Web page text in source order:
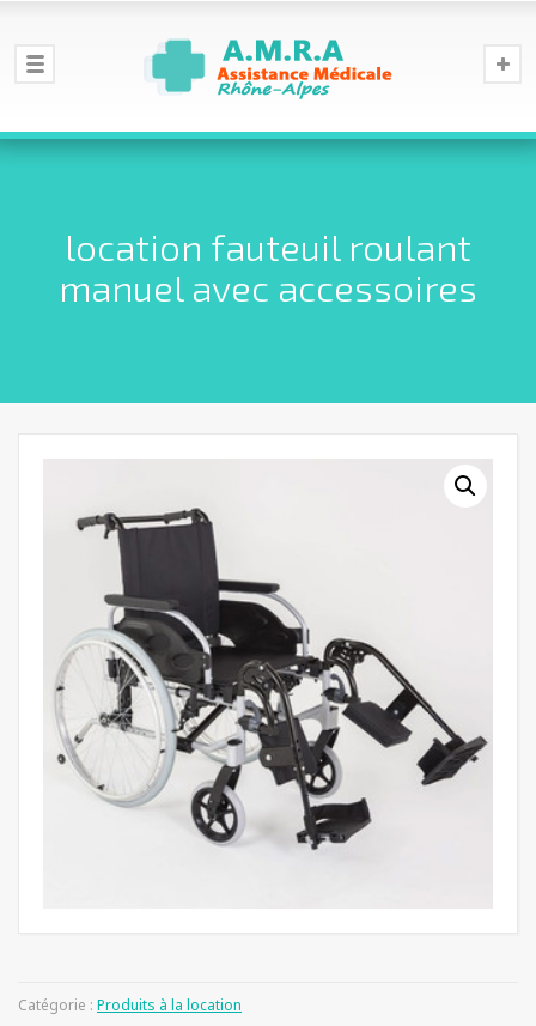
location fauteuil roulant
manuel avec accessoires
Catégorie : Produits à la location